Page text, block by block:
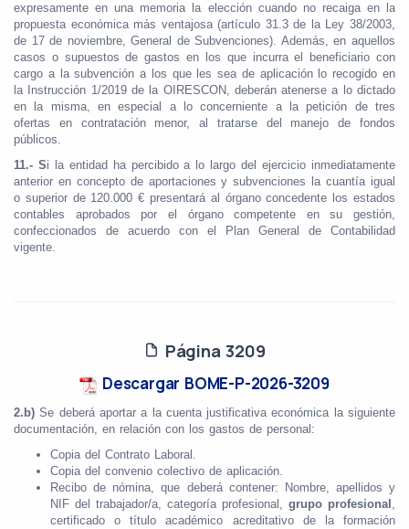
expresamente en una memoria la elección cuando no recaiga en la
propuesta económica más ventajosa (artículo 31.3 de la Ley 38/2003,
de 17 de noviembre, General de Subvenciones). Además, en aquellos
casos o supuestos de gastos en los que incurra el beneficiario con
cargo a la subvención a los que les sea de aplicación lo recogido en
la Instrucción 1/2019 de la OIRESCON, deberán atenerse a lo dictado
en la misma, en especial a lo concerniente a la petición de tres
ofertas en contratación menor, al tratarse del manejo de fondos
públicos.
11.- Si la entidad ha percibido a lo largo del ejercicio inmediatamente
anterior en concepto de aportaciones y subvenciones la cuantía igual
o superior de 120.000 € presentará al órgano concedente los estados
contables aprobados por el órgano competente en su gestión,
confeccionados de acuerdo con el Plan General de Contabilidad
vigente.
Página 3209
Descargar BOME-P-2026-3209
2.b) Se deberá aportar a la cuenta justificativa económica la siguiente
documentación, en relación con los gastos de personal:
Copia del Contrato Laboral.
Copia del convenio colectivo de aplicación.
Recibo de nómina, que deberá contener: Nombre, apellidos y
NIF del trabajador/a, categoría profesional, grupo profesional ,
certificado o título académico acreditativo de la formación